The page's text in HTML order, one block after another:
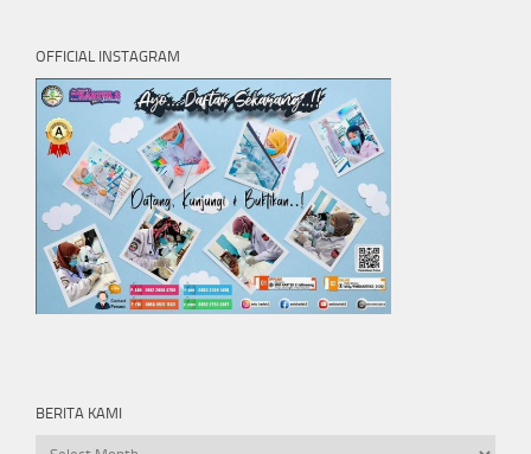
OFFICIAL INSTAGRAM
BERITA KAMI
Berita